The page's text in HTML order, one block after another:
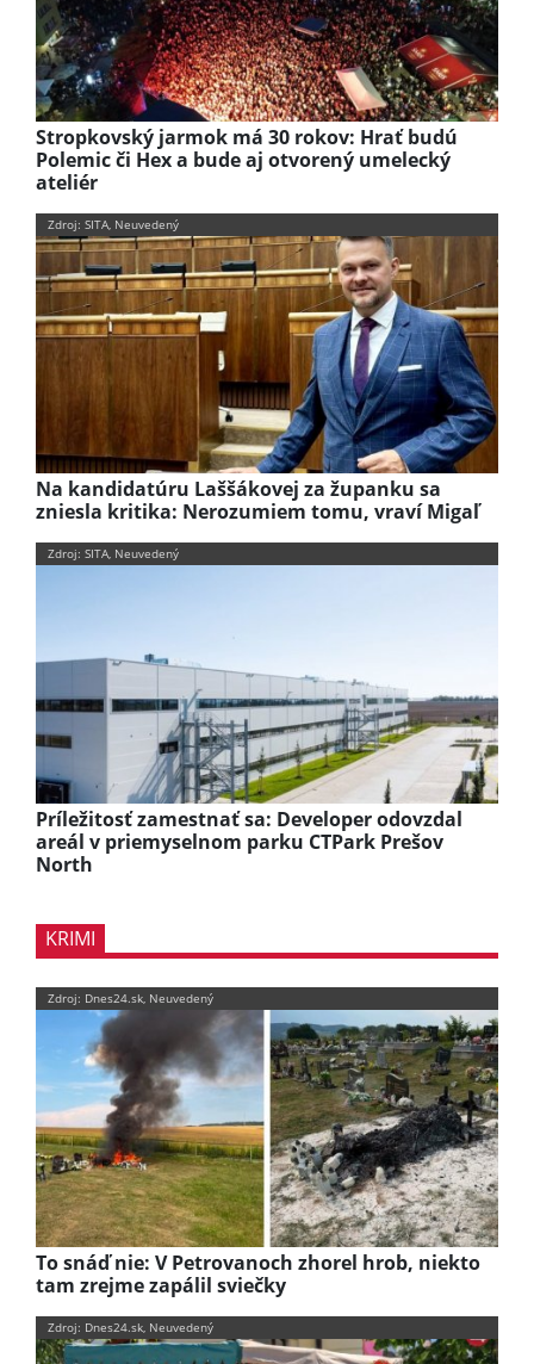
Stropkovský jarmok má 30 rokov: Hrať budú
Polemic či Hex a bude aj otvorený umelecký
ateliér
Zdroj: SITA, Neuvedený
Na kandidatúru Laššákovej za županku sa
zniesla kritika: Nerozumiem tomu, vraví Migaľ
Zdroj: SITA, Neuvedený
Príležitosť zamestnať sa: Developer odovzdal
areál v priemyselnom parku CTPark Prešov
North
KRIMI
Zdroj: Dnes24.sk, Neuvedený
To snáď nie: V Petrovanoch zhorel hrob, niekto
tam zrejme zapálil sviečky
Zdroj: Dnes24.sk, Neuvedený